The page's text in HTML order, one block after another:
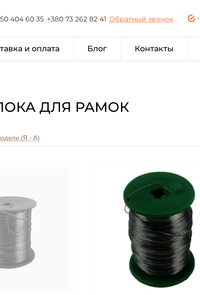
404 60 35 +380 73 262 82 41 Обратный звонок -
и оплата Блог Контакты
ДЛЯ РАМОК